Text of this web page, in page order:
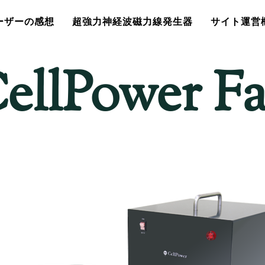
ザーの感想 超強力神経波磁力線発生器 サイト運営